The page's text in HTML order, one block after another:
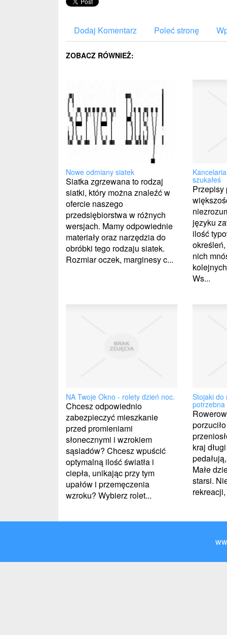
Dodaj Komentarz Poleć stronę
ZOBACZ RÓWNIEŻ:
Nowe odmiany siatek
Siatka zgrzewana to rodzaj
siatki, który można znaleźć w
ofercie naszego
przedsiębiorstwa w różnych
wersjach. Mamy odpowiednie
materiały oraz narzędzia do
obróbki tego rodzaju siatek.
Rozmiar oczek, marginesy c...
szukałeś
Przepisy
języku
ilość
nich
Ws...
NA Twoje Okno - rolety dzień noc.
Chcesz odpowiednio
zabezpieczyć mieszkanie
przed promieniami
słonecznymi i wzrokiem
sąsiadów? Chcesz wpuścić
optymalną ilość światła i
ciepła, unikając przy tym
upałów i przemęczenia
wzroku? Wybierz rolet...
Stojaki do
potrzebna
kraj
Małe
starsi.
rekreacji,